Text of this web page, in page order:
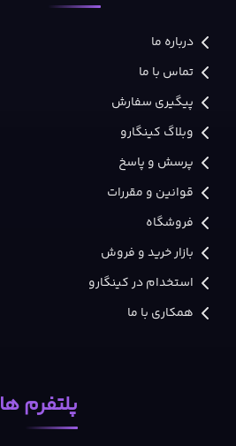
درباره ما
تماس با ما
پیگیری سفارش
وبلاگ کینگارو
پرسش و پاسخ
قوانین و مقررات
فروشگاه
بازار خرید و فروش
استخدام در کینگارو
همکاری با ما
پلتفرم ها